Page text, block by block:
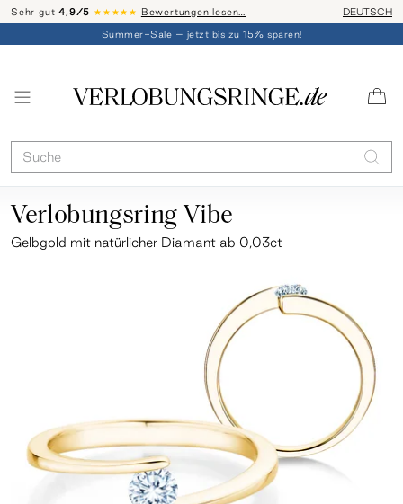
Sehr gut4,9/5 ★★★★★ Bewertungen lesen… Telefon-
DEUTSCH
Summer-Sale – jetzt bis zu 15% sparen!
Verlobungsring Vibe
Gelbgold mit natürlicher Diamant ab 0,03ct